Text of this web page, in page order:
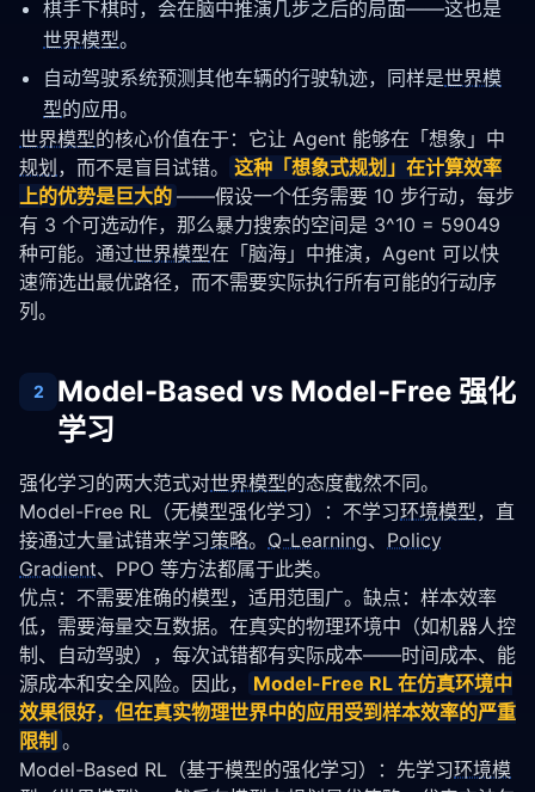
棋手下棋时，会在脑中推演几步之后的局面——这也是
世界模型。
自动驾驶系统预测其他车辆的行驶轨迹，同样是世界模
型的应用。
世界模型的核心价值在于：它让 Agent 能够在「想象」中
规划 ，而不是盲目试错。 这种「想象式规划 」在计算效率
上的优势是巨大的 ——假设一个任务需要 10 步行动，每步
有 3 个可选动作，那么暴力搜索的空间是 3^10 = 59049
种可能。通过世界模型在「脑海」中推演，Agent 可以快
速筛选出最优路径，而不需要实际执行所有可能的行动序
列。
2
Model-Based vs Model-Free 强化
学习
强化学习的两大范式对世界模型的态度截然不同。
Model-Free RL（无模型强化学习）：不学习环境模型，直
接通过大量试错来学习策略。 Q-Learning、 Policy
Gradient、PPO 等方法都属于此类。
优点：不需要准确的模型，适用范围广。缺点：样本效率
低，需要海量交互数据。在真实的物理环境中（如机器人控
制、自动驾驶），每次试错都有实际成本——时间成本、能
源成本和安全风险。因此，
Model-Free RL 在仿真环境中
效果很好，但在真实物理世界中的应用受到样本效率的严重
限制 。
Model-Based RL（基于模型的强化学习）：先学习环境模